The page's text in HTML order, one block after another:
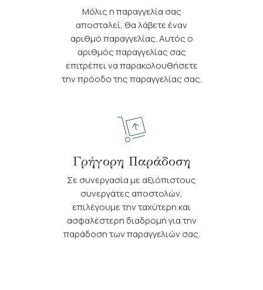
Μόλις η παραγγελία σας
αποσταλεί, θα λάβετε έναν
αριθμό παραγγελίας. Αυτός ο
αριθμός παραγγελίας σας
επιτρέπει να παρακολουθήσετε
την πρόοδο της παραγγελίας σας.
Γρήγορη Παράδοση
Σε συνεργασία με αξιόπιστους
συνεργάτες αποστολών,
επιλέγουμε την ταχύτερη και
ασφαλέστερη διαδρομή για την
παράδοση των παραγγελιών σας.